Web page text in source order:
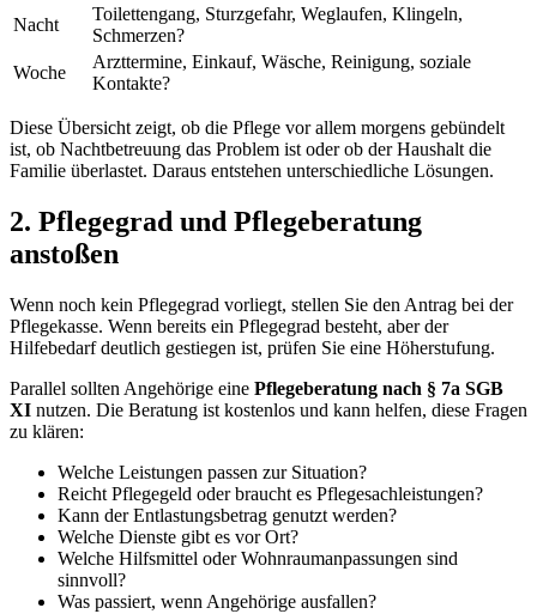
Nacht
Toilettengang, Sturzgefahr, Weglaufen, Klingeln,
Schmerzen?
Woche
Arzttermine, Einkauf, Wäsche, Reinigung, soziale
Kontakte?
Diese Übersicht zeigt, ob die Pflege vor allem morgens gebündelt
ist, ob Nachtbetreuung das Problem ist oder ob der Haushalt die
Familie überlastet. Daraus entstehen unterschiedliche Lösungen.
2. Pflegegrad und Pflegeberatung
anstoßen
Wenn noch kein Pflegegrad vorliegt, stellen Sie den Antrag bei der
Pflegekasse. Wenn bereits ein Pflegegrad besteht, aber der
Hilfebedarf deutlich gestiegen ist, prüfen Sie eine Höherstufung.
Parallel sollten Angehörige eine Pflegeberatung nach § 7a SGB
XI nutzen. Die Beratung ist kostenlos und kann helfen, diese Fragen
zu klären:
Welche Leistungen passen zur Situation?
Reicht Pflegegeld oder braucht es Pflegesachleistungen?
Kann der Entlastungsbetrag genutzt werden?
Welche Dienste gibt es vor Ort?
Welche Hilfsmittel oder Wohnraumanpassungen sind
sinnvoll?
Was passiert, wenn Angehörige ausfallen?